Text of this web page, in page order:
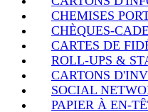
CHEMISES
CHÈQUES-
CARTES DE
ROLL-UPS &
CARTONS
SOCIAL
PAPIER À EN-